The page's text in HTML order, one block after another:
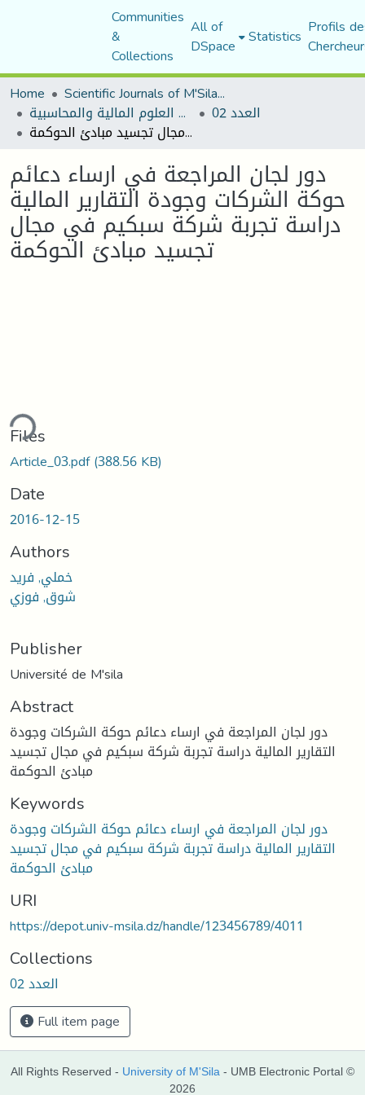
Communities
&
Collections
All of
DSpace Statistics Profils
Home
Scientific Journals of M'Sila University
مجلة البحوث في العلوم المالية والمحاسبية العدد 02
دور لجان المراجعة في ارساء دعائم حوكة الشركات وجودة التقارير المالية دراسة تجربة شركة سبكيم في مجال تجسيد مبادئ الحوكمة
دور لجان المراجعة في ارساء دعائم
حوكة الشركات وجودة التقارير المالية
دراسة تجربة شركة سبكيم في مجال
تجسيد مبادئ الحوكمة
Files
Article_03.pdf(388.56 KB)
Date
2016-12-15
Authors
خملي, فريد
شوق, فوزي
Publisher
Université de M'sila
Abstract
دور لجان المراجعة في ارساء دعائم حوكة الشركات وجودة
التقارير المالية دراسة تجربة شركة سبكيم في مجال تجسيد
مبادئ الحوكمة
Keywords
دور لجان المراجعة في ارساء دعائم حوكة الشركات وجودة
التقارير المالية دراسة تجربة شركة سبكيم في مجال تجسيد
مبادئ الحوكمة
URI
https://depot.univ-msila.dz/handle/123456789/4011
Collections
العدد 02
Full item page
All Rights Reserved - University of M'Sila - UMB Electronic Portal ©
2026